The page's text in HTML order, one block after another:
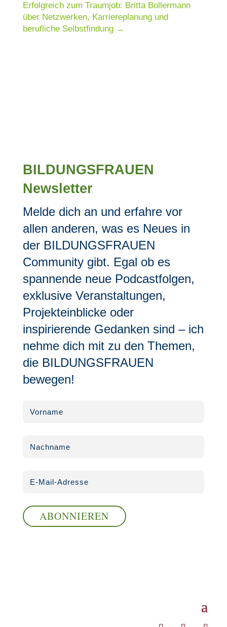
Erfolgreich zum Traumjob: Britta Bollermann
über Netzwerken, Karriereplanung und
berufliche Selbstfindung→
BILDUNGSFRAUEN
Newsletter
Melde dich an und erfahre vor
allen anderen, was es Neues in
der BILDUNGSFRAUEN
Community gibt. Egal ob es
spannende neue Podcastfolgen,
exklusive Veranstaltungen,
Projekteinblicke oder
inspirierende Gedanken sind – ich
nehme dich mit zu den Themen,
die BILDUNGSFRAUEN
bewegen!
ABONNIEREN